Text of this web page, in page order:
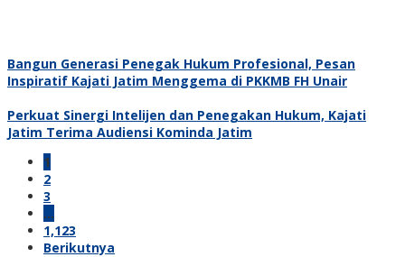
Bangun Generasi Penegak Hukum Profesional, Pesan
Inspiratif Kajati Jatim Menggema di PKKMB FH Unair
Perkuat Sinergi Intelijen dan Penegakan Hukum, Kajati
Jatim Terima Audiensi Kominda Jatim
1
2
3
…
1,123
Berikutnya